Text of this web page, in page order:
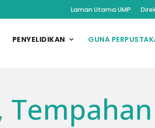
Laman Utama UMP
PENYELIDIKAN GUNA